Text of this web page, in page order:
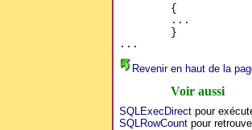
{
...
}
...
Revenir en haut de la
Voir aussi
SQLExecDirectpour
SQLRowCountpour